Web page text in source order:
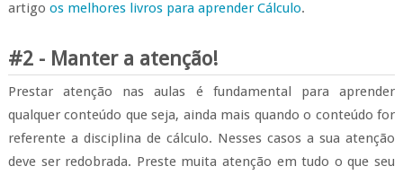
artigo os melhores livros para aprender Cálculo.
#2 - Manter a atenção!
Prestar atenção nas aulas é fundamental para aprender
qualquer conteúdo que seja, ainda mais quando o conteúdo for
referente a disciplina de cálculo. Nesses casos a sua atenção
deve ser redobrada. Preste muita atenção em tudo o que seu